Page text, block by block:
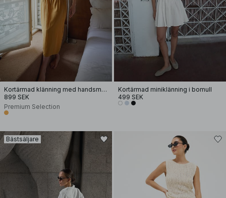
Kortärmad klänning med handsmock
899 SEK
Premium Selection
Kortärmad miniklänning i bomull
499 SEK
Bästsäljare